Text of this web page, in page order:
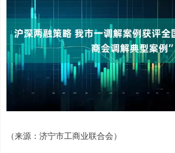
（来源：济宁市工商业联合会）